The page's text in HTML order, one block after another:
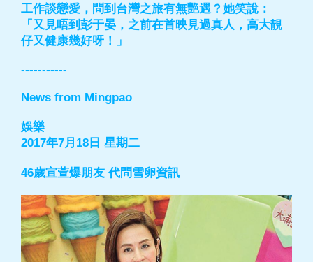
工作談戀愛，問到台灣之旅有無艷遇？她笑說：
「又見唔到彭于晏，之前在首映見過真人，高大靚
仔又健康幾好呀！」
-----------
News from Mingpao
娛樂
2017年7月18日 星期二
46歲宣萱爆朋友 代問雪卵資訊